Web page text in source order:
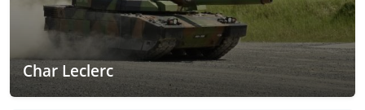
Char Leclerc